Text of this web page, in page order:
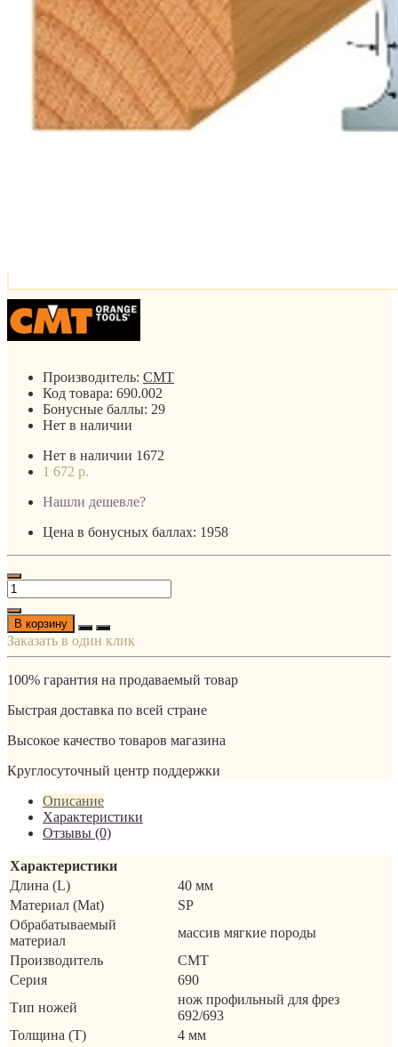
Производитель: CMT
Код товара: 690.002
Бонусные баллы: 29
Нет в наличии
Нет в наличии 1672
1 672 р.
Нашли дешевле?
Цена в бонусных баллах: 1958
В корзину
Заказать в один клик
100% гарантия на продаваемый товар
Быстрая доставка по всей стране
Высокое качество товаров магазина
Круглосуточный центр поддержки
Описание
Характеристики
Отзывы (0)
Характеристики
Длина (L)
40 мм
Материал (Mat)
SP
Обрабатываемый
материал
массив мягкие породы
Производитель
CMT
Серия
690
Тип ножей
нож профильный для фрез
692/693
Толщина (T)
4 мм